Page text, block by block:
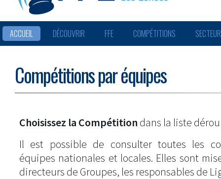
ACCUEIL DÉCOUVRIR FFE COMPÉTITIONS
Compétitions par équipes
Choisissez la Compétition dans la liste
Il est possible de consulter toutes les
équipes nationales et locales. Elles sont
directeurs de Groupes, les responsables de